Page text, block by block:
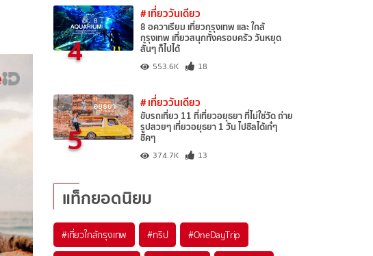
4
# เที่ยววันเดียว
8 อควาเรียม เที่ยวกรุงเทพ และ ใกล้
กรุงเทพ เที่ยวสนุกทั้งครอบครัว วันหยุด
สั้นๆ ก็ไปได้
553.6K 18
5
# เที่ยววันเดียว
ขับรถเที่ยว 11 ที่เที่ยวอยุธยา ที่ไม่ใช่วัด ถ่าย
รูปสวยๆ เที่ยวอยุธยา 1 วัน ไปชิลได้เก๋ๆ
ชิคๆ
374.7K 13
แท็กยอดนิยม
#เที่ยวใกล้กรุงเทพ #ทริป #OneDayTrip